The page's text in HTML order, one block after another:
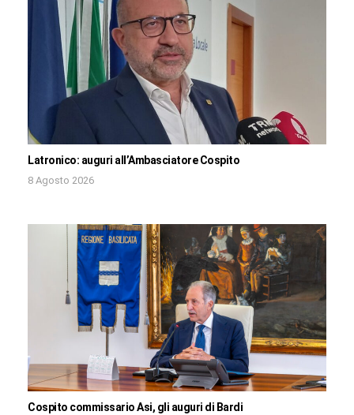
Latronico: auguri all’Ambasciatore Cospito
8 Agosto 2026
Cospito commissario Asi, gli auguri di Bardi